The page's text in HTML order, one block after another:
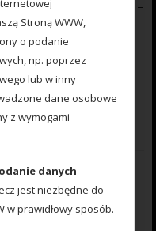
zanętą – bądź pelletem –
podajnik. Jest to o wiele
foremek. Dzięki
pewne odchylenia od
bo mimo to, nasz
x 2,2 cm
Stroną WWW,
o podanie
np. poprzez
lub w inny
dane osobowe
z wymogami
danych
jest niezbędne do
w prawidłowy sposób.